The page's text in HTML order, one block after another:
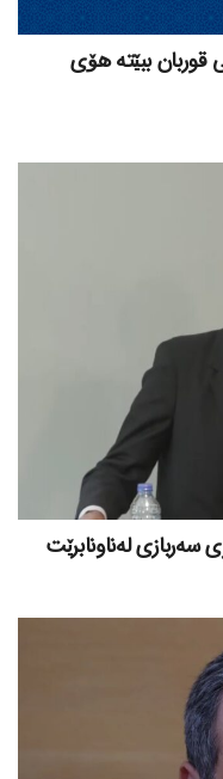
قوربان ببێتە هۆی
لەناونابرێت